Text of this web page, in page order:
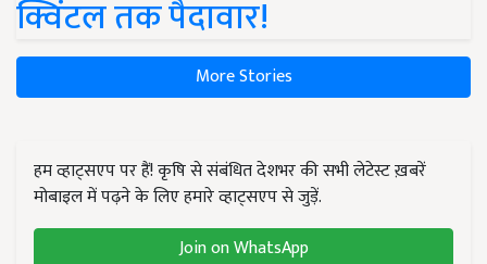
क्विंटल तक पैदावार!
More Stories
हम व्हाट्सएप पर हैं! कृषि से संबंधित देशभर की सभी लेटेस्ट ख़बरें
मोबाइल में पढ़ने के लिए हमारे व्हाट्सएप से जुड़ें.
Join on WhatsApp